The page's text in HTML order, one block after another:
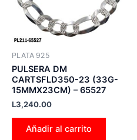
PLATA 925
PULSERA DM
CARTSFLD350-23 (33G-
15MMX23CM) – 65527
L3,240.00
Añadir al carrito